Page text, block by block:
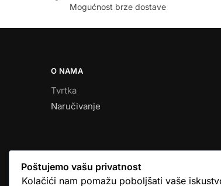
Mogućnost brze dostave
O NAMA
Tvrtka
Naručivanje
Poštujemo vašu privatnost
Kolačići nam pomažu poboljšati vaše